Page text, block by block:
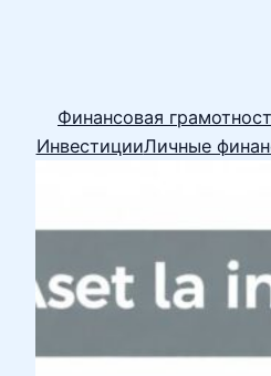
Финансовая
ИнвестицииЛичные